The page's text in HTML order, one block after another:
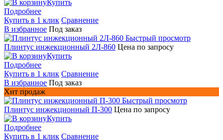
Купить
Подробнее
Купить в 1 клик Сравнение
В избранное Под заказ
Быстрый просмотр
Плинтус инжекционный 2Л-860 Цена по запросу
Купить
Подробнее
Купить в 1 клик Сравнение
В избранное Под заказ
Хит продаж
Быстрый просмотр
Плинтус инжекционный П-300 Цена по запросу
Купить
Подробнее
Купить в 1 клик Сравнение